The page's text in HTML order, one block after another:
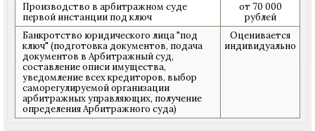
Производство в арбитражном суде
первой инстанции под ключ
от 70 000
рублей
Банкротство юридического лица "под
ключ" (подготовка документов, подача
документов в Арбитражный суд,
составление описи имущества,
уведомление всех кредиторов, выбор
саморегулируемой организации
арбитражных управляющих, получение
определения Арбитражного суда)
Оценивается
индивидуально